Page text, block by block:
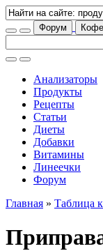
Форум Кофе
Анализаторы
Продукты
Рецепты
Статьи
Диеты
Добавки
Витамины
Линеечки
Форум
Главная » Таблица